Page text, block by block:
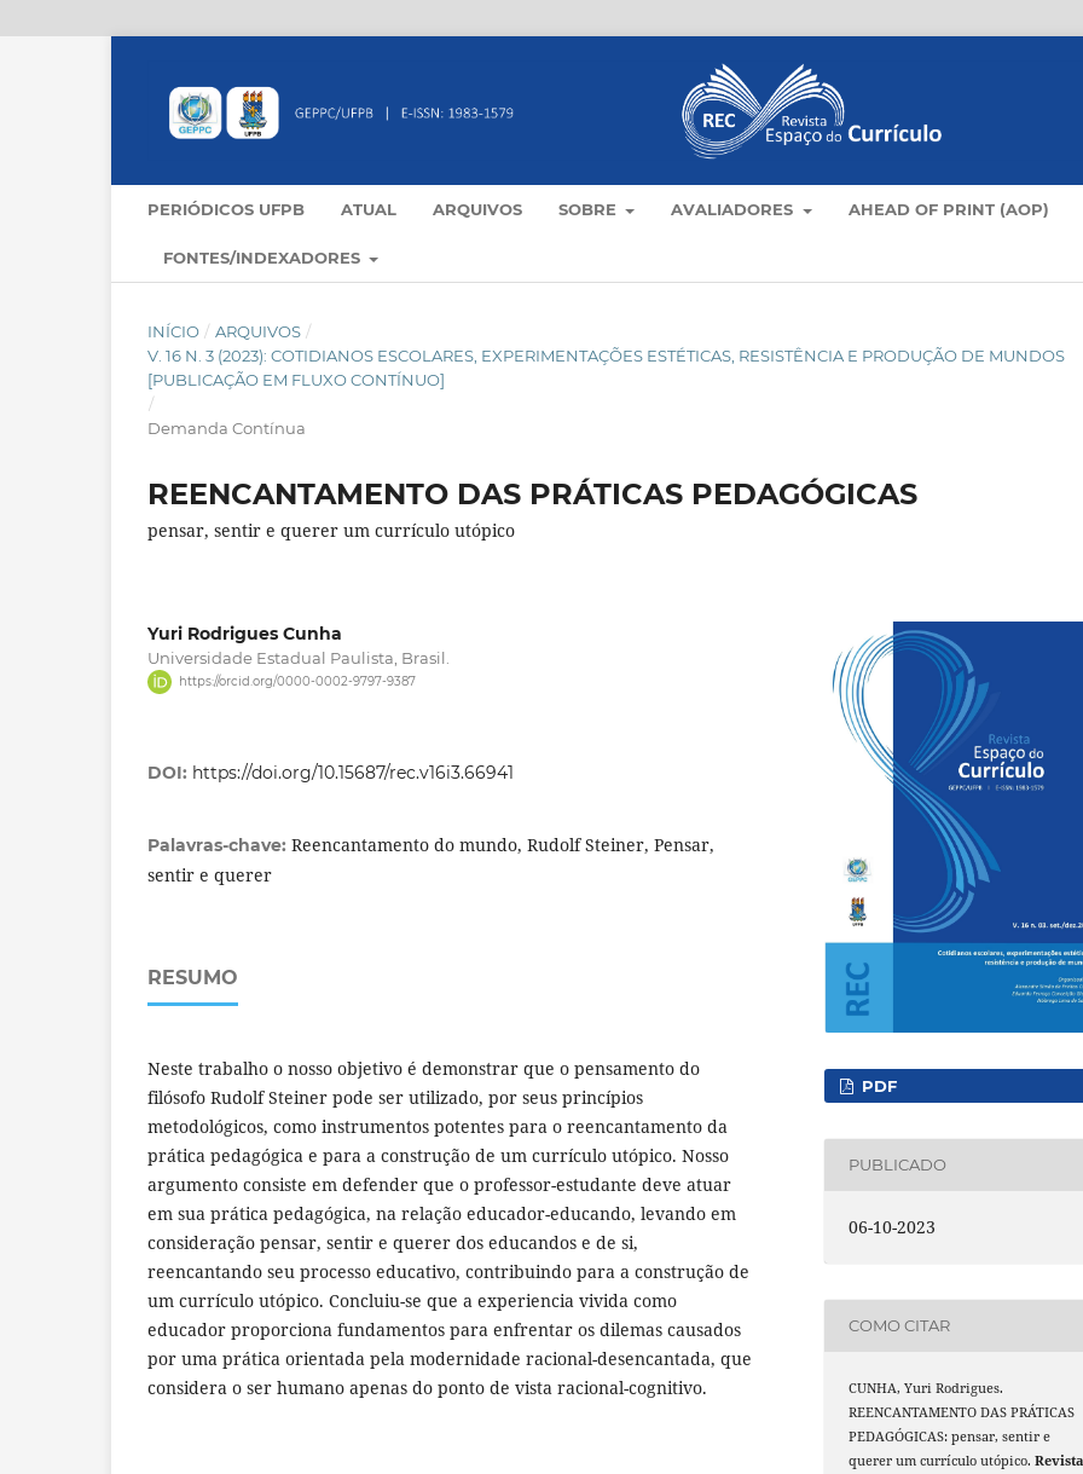
PERIÓDICOS UFPB ATUAL ARQUIVOS SOBRE AVALIADORES AHEAD OF PRINT (AOP)
FONTES/INDEXADORES
INÍCIO / ARQUIVOS /
V. 16 N. 3 (2023): COTIDIANOS ESCOLARES, EXPERIMENTAÇÕES ESTÉTICAS, RESISTÊNCIA E PRODUÇÃO DE MUNDOS
[PUBLICAÇÃO EM FLUXO CONTÍNUO]
/
Demanda Contínua
REENCANTAMENTO DAS PRÁTICAS PEDAGÓGICAS
pensar, sentir e querer um currículo utópico
Yuri Rodrigues Cunha
Universidade Estadual Paulista, Brasil.
https://orcid.org/0000-0002-9797-9387
DOI: https://doi.org/10.15687/rec.v16i3.66941
Palavras-chave: Reencantamento do mundo, Rudolf Steiner, Pensar,
sentir e querer
RESUMO
Neste trabalho o nosso objetivo é demonstrar que o pensamento do
filósofo Rudolf Steiner pode ser utilizado, por seus princípios
metodológicos, como instrumentos potentes para o reencantamento da
prática pedagógica e para a construção de um currículo utópico. Nosso
argumento consiste em defender que o professor-estudante deve atuar
em sua prática pedagógica, na relação educador-educando, levando em
consideração pensar, sentir e querer dos educandos e de si,
reencantando seu processo educativo, contribuindo para a construção de
um currículo utópico. Concluiu-se que a experiencia vivida como
educador proporciona fundamentos para enfrentar os dilemas causados
por uma prática orientada pela modernidade racional-desencantada, que
considera o ser humano apenas do ponto de vista racional-cognitivo.
PDF
PUBLICADO
06-10-2023
COMO CITAR
CUNHA, Yuri Rodrigues.
REENCANTAMENTO DAS PRÁTICAS
PEDAGÓGICAS: pensar, sentir e
querer um currículo utópico.Revista